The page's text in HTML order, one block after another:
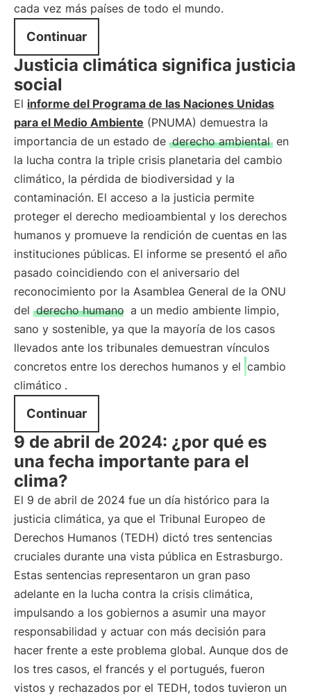
cada vez más países de todo el mundo.
Continuar
Justicia climática significa justicia
social
El informe del Programa de las Naciones Unidas
para el Medio Ambiente (PNUMA) demuestra la
importancia de un estado de derecho ambiental en
la lucha contra la triple crisis planetaria del cambio
climático, la pérdida de biodiversidad y la
contaminación. El acceso a la justicia permite
proteger el derecho medioambiental y los derechos
humanos y promueve la rendición de cuentas en las
instituciones públicas. El informe se presentó el año
pasado coincidiendo con el aniversario del
reconocimiento por la Asamblea General de la ONU
del derecho humano a un medio ambiente limpio,
sano y sostenible, ya que la mayoría de los casos
llevados ante los tribunales demuestran vínculos
concretos entre los derechos humanos y el cambio
climático .
Continuar
9 de abril de 2024: ¿por qué es
una fecha importante para el
clima?
El 9 de abril de 2024 fue un día histórico para la
justicia climática, ya que el Tribunal Europeo de
Derechos Humanos (TEDH) dictó tres sentencias
cruciales durante una vista pública en Estrasburgo.
Estas sentencias representaron un gran paso
adelante en la lucha contra la crisis climática,
impulsando a los gobiernos a asumir una mayor
responsabilidad y actuar con más decisión para
hacer frente a este problema global. Aunque dos de
los tres casos, el francés y el portugués, fueron
vistos y rechazados por el TEDH, todos tuvieron un